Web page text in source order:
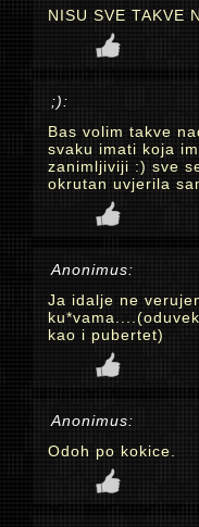
NISU SVE TAKVE
;):
Bas volim takve
svaku imati koja
zanimljiviji :) sve
okrutan uvjerila
Anonimus:
Ja idalje ne
kao i pubertet)
Anonimus:
Odoh po kokice.